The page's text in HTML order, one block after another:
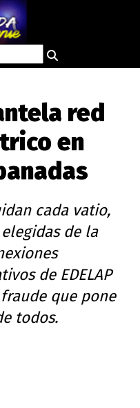
red
en
cada vatio,
de la
de EDELAP
que pone
todos.